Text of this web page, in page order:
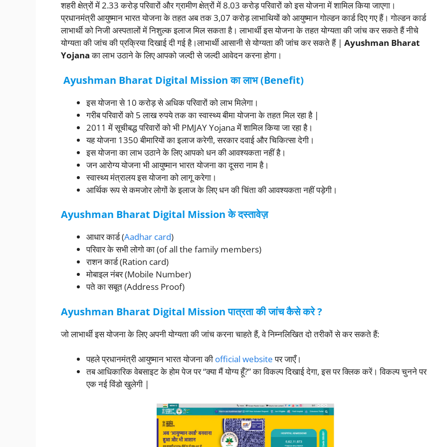
शहरी क्षेत्रों में 2.33 करोड़ परिवारों और ग्रामीण क्षेत्रों में 8.03 करोड़ परिवारों को इस योजना में शामिल किया जाएगा।
प्रधानमंत्री आयुष्मान भारत योजना के तहत अब तक 3,07 करोड़ लाभाथियों को आयुष्मान गोल्डन कार्ड दिए गए हैं। गोल्डन कार्ड
लाभार्थी को निजी अस्पतालों में निशुल्क इलाज मिल सकता है। लाभार्थी इस योजना के तहत योग्यता की जांच कर सकते हैं नीचे
योग्यता की जांच की प्रक्रिया दिखाई दी गई है।लाभार्थी आसानी से योग्यता की जांच कर सकते हैं | Ayushman Bharat
Yojanaका लाभ उठाने के लिए आपको जल्दी से जल्दी आवेदन करना होगा।
Ayushman Bharat Digital Mission का लाभ (Benefit)
इस योजना से 10 करोड़ से अधिक परिवारों को लाभ मिलेगा।
गरीब परिवारों को 5 लाख रुपये तक का स्वास्थ्य बीमा योजना के तहत मिल रहा है |
2011 में सूचीबद्ध परिवारों को भी PMJAY Yojana में शामिल किया जा रहा है।
यह योजना 1350 बीमारियों का इलाज करेगी, सरकार दवाई और चिकित्सा देगी।
इस योजना का लाभ उठाने के लिए आपको धन की आवश्यकता नहीं है।
जन आरोग्य योजना भी आयुष्मान भारत योजना का दूसरा नाम है।
स्वास्थ्य मंत्रालय इस योजना को लागू करेगा।
आर्थिक रूप से कमजोर लोगों के इलाज के लिए धन की चिंता की आवश्यकता नहीं पड़ेगी।
Ayushman Bharat Digital Mission के दस्तावेज़
आधार कार्ड (Aadhar card)
परिवार के सभी लोगो का (of all the family members)
राशन कार्ड (Ration card)
मोबाइल नंबर (Mobile Number)
पते का सबूत (Address Proof)
Ayushman Bharat Digital Mission पात्रता की जांच कैसे करे ?
जो लाभार्थी इस योजना के लिए अपनी योग्यता की जांच करना चाहते हैं, वे निम्नलिखित दो तरीकों से कर सकते हैं:
पहले प्रधानमंत्री आयुष्मान भारत योजना की official websiteपर जाएँ।
तब आधिकारिक वेबसाइट के होम पेज पर “क्या मैं योग्य हूँ?” का विकल्प दिखाई देगा, इस पर क्लिक करें। विकल्प चुनने पर
एक नई विंडो खुलेगी |